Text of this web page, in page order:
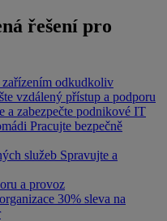
řešení pro
zařízením odkudkoliv
vzdálený přístup a podporu
a zabezpečte podnikové IT
Pracujte bezpečně
služeb Spravujte a
a provoz
30% sleva na